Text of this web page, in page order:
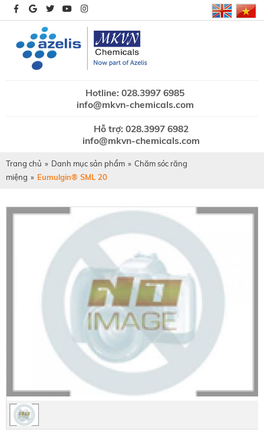
Hotline: 028.3997 6985
info@mkvn-chemicals.com
Hỗ trợ: 028.3997 6982
info@mkvn-chemicals.com
Trang chủ » Danh mục sản phẩm » Chăm sóc răng
miệng » Eumulgin® SML 20